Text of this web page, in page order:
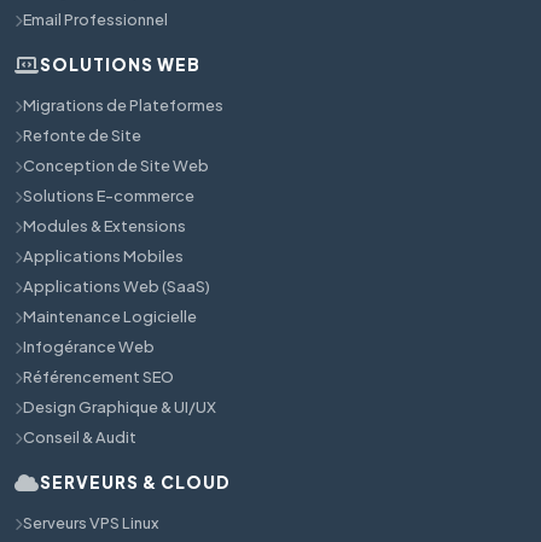
Email Professionnel
SOLUTIONS WEB
Migrations de Plateformes
Refonte de Site
Conception de Site Web
Solutions E-commerce
Modules & Extensions
Applications Mobiles
Applications Web (SaaS)
Maintenance Logicielle
Infogérance Web
Référencement SEO
Design Graphique & UI/UX
Conseil & Audit
SERVEURS & CLOUD
Serveurs VPS Linux